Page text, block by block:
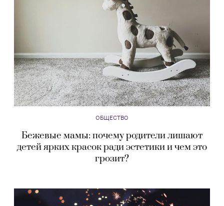
ОБЩЕСТВО
Бежевые мамы: почему родители лишают
детей ярких красок ради эстетики и чем это
грозит?